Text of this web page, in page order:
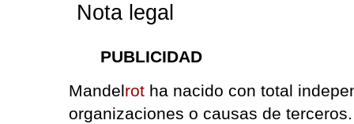
Nota legal
PUBLICIDAD
Mandelrot ha nacido con total
organizaciones o causas de